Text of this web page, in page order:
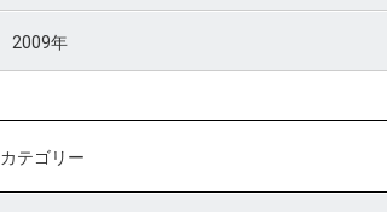
2009年
カテゴリー